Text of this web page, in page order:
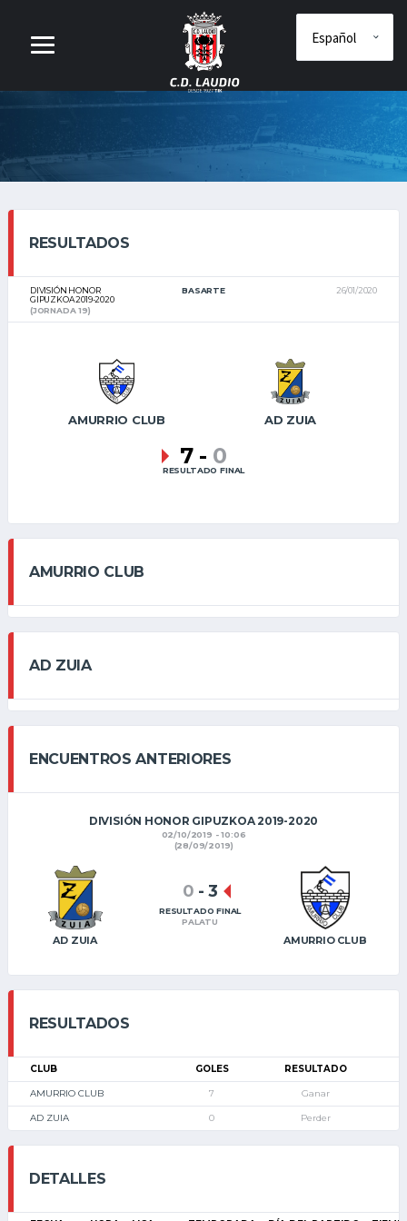
RESULTADOS
DIVISIÓN HONOR
GIPUZKOA 2019-2020
BASARTE
26/01/2020
(JORNADA 19)
AMURRIO CLUB AD ZUIA
7 - 0
RESULTADO FINAL
AMURRIO CLUB
AD ZUIA
ENCUENTROS ANTERIORES
DIVISIÓN HONOR GIPUZKOA 2019-2020
02/10/2019 - 10:06
(28/09/2019)
AD ZUIA AMURRIO CLUB
0 - 3
RESULTADO FINAL
PALATU
RESULTADOS
CLUB GOLES RESULTADO
AMURRIO CLUB 7 Ganar
AD ZUIA 0 Perder
DETALLES